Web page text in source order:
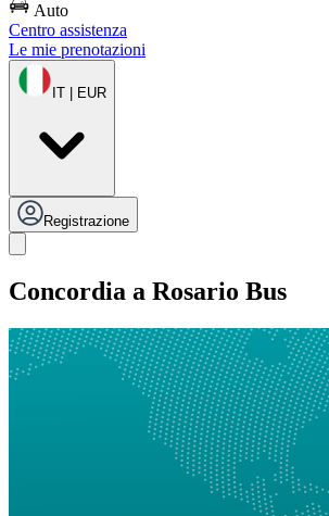
Auto
Centro assistenza
Le mie prenotazioni
IT | EUR
Registrazione
Concordia a Rosario Bus